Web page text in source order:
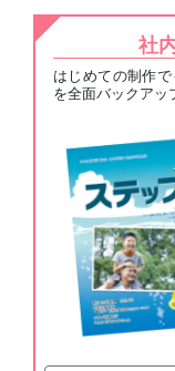
社
はじめての制作
を全面バックアッ